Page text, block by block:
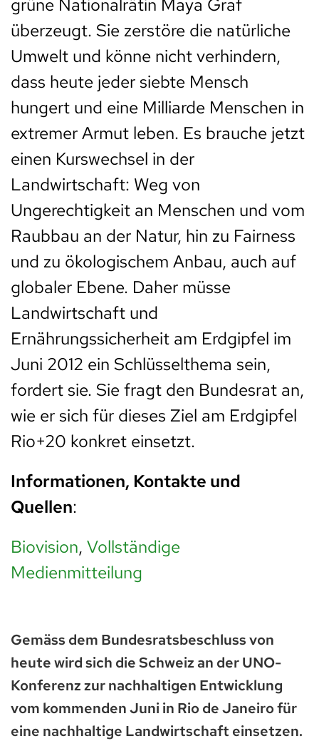
überzeugt. Sie zerstöre die natürliche
Umwelt und könne nicht verhindern,
dass heute jeder siebte Mensch
hungert und eine Milliarde Menschen in
extremer Armut leben. Es brauche jetzt
einen Kurswechsel in der
Landwirtschaft: Weg von
Ungerechtigkeit an Menschen und vom
Raubbau an der Natur, hin zu Fairness
und zu ökologischem Anbau, auch auf
globaler Ebene. Daher müsse
Landwirtschaft und
Ernährungssicherheit am Erdgipfel im
Juni 2012 ein Schlüsselthema sein,
fordert sie. Sie fragt den Bundesrat an,
wie er sich für dieses Ziel am Erdgipfel
Rio+20 konkret einsetzt.
Informationen, Kontakte und
Quellen:
Biovision, Vollständige
Medienmitteilung
Gemäss dem Bundesratsbeschluss von
heute wird sich die Schweiz an der UNO-
Konferenz zur nachhaltigen Entwicklung
vom kommenden Juni in Rio de Janeiro für
eine nachhaltige Landwirtschaft einsetzen.